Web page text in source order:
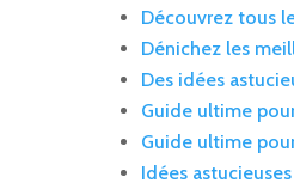
Découvrez tous
Dénichez les
Des idées
Guide ultime
Guide ultime
Idées